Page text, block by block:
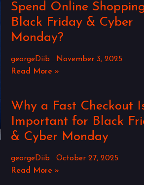
Spend Online
Black Friday & Cyber
Monday?
georgeDiib
November 3, 2025
Read More »
Why a Fast Checkout
Important for Black
& Cyber Monday
georgeDiib
October 27, 2025
Read More »